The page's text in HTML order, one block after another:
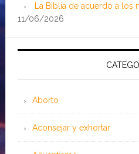
La Biblia de acuerdo a los
11/06/2026
Aborto
Aconsejar y exhortar